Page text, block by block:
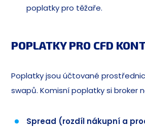
poplatky pro těžaře.
POPLATKY PRO CFD
Poplatky jsou účtované
swapů. Komisní poplatky si broker
Spread (rozdíl nákupní a